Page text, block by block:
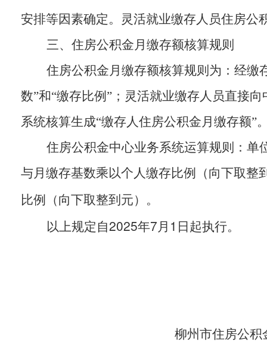
安排等因素确定。灵活就业缴存人员住房公
三、住房公积金月缴存额核算规则
住房公积金月缴存额核算规则为：经缴
数”和“缴存比例”；灵活就业缴存人员直接
系统核算生成“缴存人住房公积金月缴存额”
住房公积金中心业务系统运算规则：单
与月缴存基数乘以个人缴存比例（向下取整
比例（向下取整到元）。
以上规定自2025年7月 1 日起执行。
柳州市住房公积